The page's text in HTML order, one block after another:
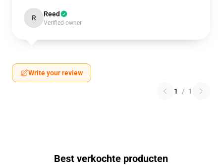
R Reed
Verified owner
Write your review
1 / 1
Best verkochte producten